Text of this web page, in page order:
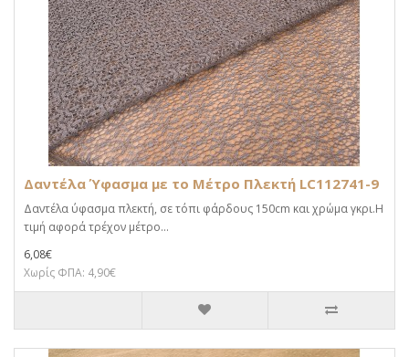
Δαντέλα Ύφασμα με το Μέτρο Πλεκτή LC112741-9
Δαντέλα ύφασμα πλεκτή, σε τόπι φάρδους 150cm και χρώμα γκρι.Η
τιμή αφορά τρέχον μέτρο...
6,08€
Χωρίς ΦΠΑ: 4,90€